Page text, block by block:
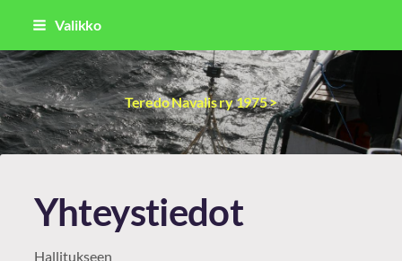
Siirry
sisältöön
Valikko
Teredo Navalis ry 1975 >
Yhteystiedot
Hallitukseen